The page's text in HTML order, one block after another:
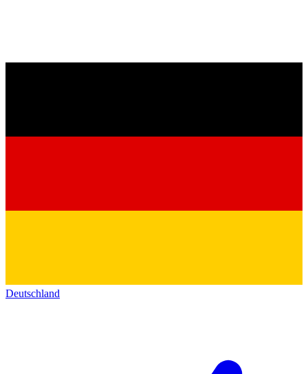
Deutschland